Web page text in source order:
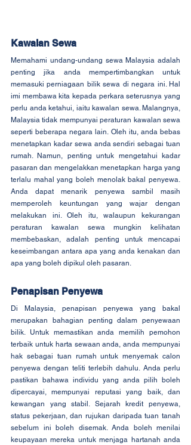
Kawalan Sewa
Memahami undang-undang sewa Malaysia adalah
penting jika anda mempertimbangkan untuk
memasuki perniagaan bilik sewa di negara ini. Hal
imi membawa kita kepada perkara seterusnya yang
perlu anda ketahui, iaitu kawalan sewa. Malangnya,
Malaysia tidak mempunyai peraturan kawalan sewa
seperti beberapa negara lain. Oleh itu, anda bebas
menetapkan kadar sewa anda sendiri sebagai tuan
rumah. Namun, penting untuk mengetahui kadar
pasaran dan mengelakkan menetapkan harga yang
terlalu mahal yang boleh menolak bakal penyewa.
Anda dapat menarik penyewa sambil masih
memperoleh keuntungan yang wajar dengan
melakukan ini. Oleh itu, walaupun kekurangan
peraturan kawalan sewa mungkin kelihatan
membebaskan, adalah penting untuk mencapai
keseimbangan antara apa yang anda kenakan dan
apa yang boleh dipikul oleh pasaran.
Penapisan Penyewa
Di Malaysia, penapisan penyewa yang bakal
merupakan bahagian penting dalam penyewaan
bilik. Untuk memastikan anda memilih pemohon
terbaik untuk harta sewaan anda, anda mempunyai
hak sebagai tuan rumah untuk menyemak calon
penyewa dengan teliti terlebih dahulu. Anda perlu
pastikan bahawa individu yang anda pilih boleh
dipercayai, mempunyai reputasi yang baik, dan
kewangan yang stabil. Sejarah kredit penyewa,
status pekerjaan, dan rujukan daripada tuan tanah
sebelum ini boleh disemak. Anda boleh menilai
keupayaan mereka untuk menjaga hartanah anda